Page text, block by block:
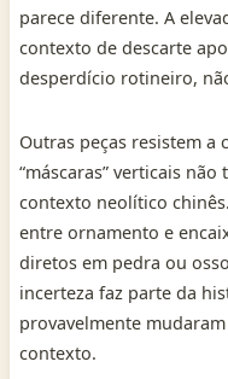
parece diferente. A
contexto de descarte
desperdício rotineiro,
Outras peças resistem a
“máscaras” verticais
contexto neolítico
entre ornamento e
diretos em pedra ou
incerteza faz parte da
provavelmente
contexto.